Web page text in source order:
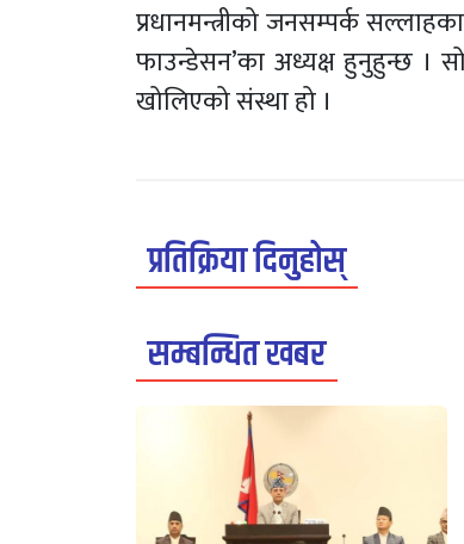
प्रधानमन्त्रीको जनसम्पर्क
फाउन्डेसन’का अध्यक्ष हुनुहुन्छ ।
खोलिएको संस्था हो ।
प्रतिक्रिया दिनुहोस्
सम्बन्धित खबर